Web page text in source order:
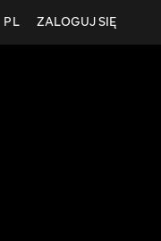
ZALOGUJ SIĘ
PL